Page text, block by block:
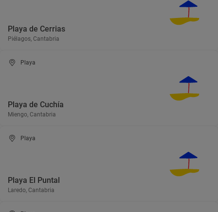
Playa de Cerrias
Piélagos, Cantabria
Playa
Playa de Cuchía
Miengo, Cantabria
Playa
Playa El Puntal
Laredo, Cantabria